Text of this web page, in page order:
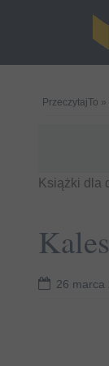
PrzeczytajTo »
Książki dla
26 marca